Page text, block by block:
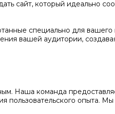
сайт, который идеально
специально для вашего
вашей аудитории,
Наша команда
пользовательского опыта.